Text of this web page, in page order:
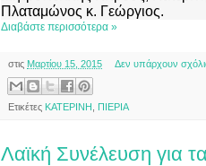
Πλαταμώνος κ. Γεώργιος.
Διαβάστε περισσότερα »
στις Μαρτίου 15, 2015 Δεν υπάρχουν
Ετικέτες ΚΑΤΕΡΙΝΗ ΠΙΕΡΙΑ
Λαϊκή Συνέλευση για